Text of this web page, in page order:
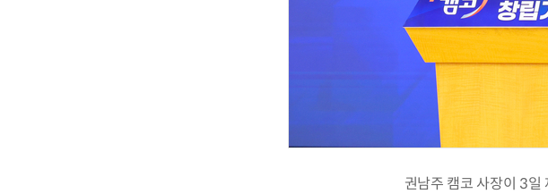
권남주 캠코 사장이 3일